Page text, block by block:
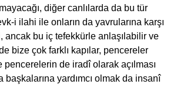
diğer canlılarda da bu tür
i ilahi ile onların da yavrularına karşı
ancak bu iç tefekkürle anlaşılabilir ve
bize çok farklı kapılar, pencereler
pencerelerin de iradî olarak açılması
başkalarına yardımcı olmak da insanî